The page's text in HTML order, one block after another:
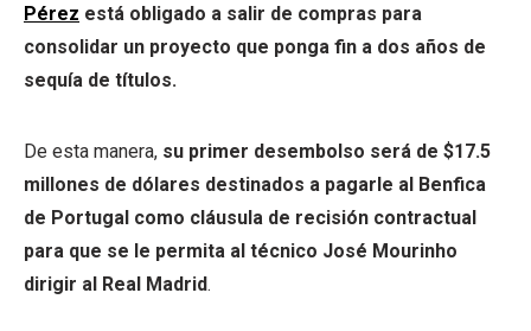
Pérez está obligado a salir de compras para
consolidar un proyecto que ponga fin a dos años de
sequía de títulos.
De esta manera, su primer desembolso será de $17.5
millones de dólares destinados a pagarle al Benfica
de Portugal como cláusula de recisión contractual
para que se le permita al técnico José Mourinho
dirigir al Real Madrid.